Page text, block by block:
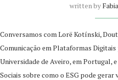
written by
Conversamos com Lorë Kotínski,
Comunicação em Plataformas
Universidade de Aveiro, em Portugal,
Sociais sobre como o ESG pode